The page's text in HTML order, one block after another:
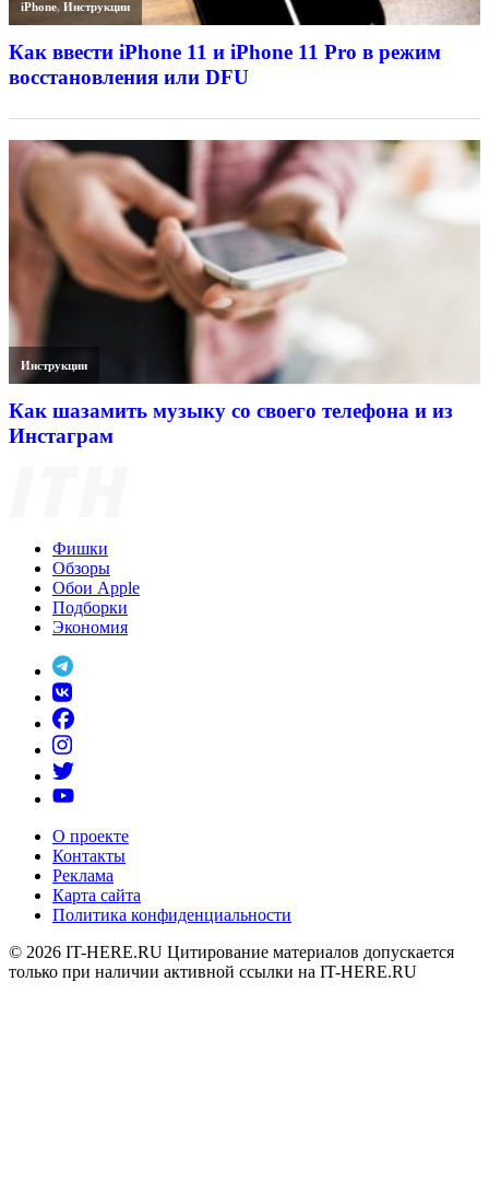
iPhone,Инструкции
Как ввести iPhone 11 и iPhone 11 Pro в режим
восстановления или DFU
Инструкции
Как шазамить музыку со своего телефона и из
Инстаграм
Фишки
Обзоры
Обои Apple
Подборки
Экономия
О проекте
Контакты
Реклама
Карта сайта
Политика конфиденциальности
© 2026 IT-HERE.RU Цитирование материалов допускается
только при наличии активной ссылки на IT-HERE.RU